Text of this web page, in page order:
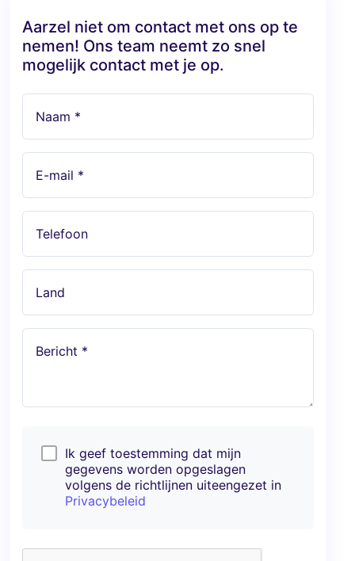
Aarzel niet om contact met ons op te
nemen! Ons team neemt zo snel
mogelijk contact met je op.
Naam *
E-mail *
Telefoon
Land
Bericht *
Ik geef toestemming dat mijn
gegevens worden opgeslagen
volgens de richtlijnen uiteengezet in
Privacybeleid